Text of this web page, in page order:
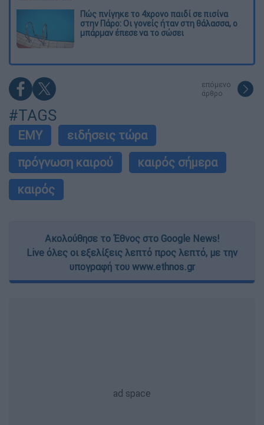
Πώς πνίγηκε το 4χρονο παιδί σε πισίνα
στην Πάρο: Οι γονείς ήταν στη θάλασσα, ο
μπάρμαν έπεσε να το σώσει
επόμενο
άρθρο
#TAGS
ΕΜΥ
ειδήσεις τώρα
πρόγνωση καιρού
καιρός σήμερα
καιρός
Ακολούθησε το Έθνος στο Google News!
Live όλες οι εξελίξεις λεπτό προς λεπτό, με την
υπογραφή του www.ethnos.gr